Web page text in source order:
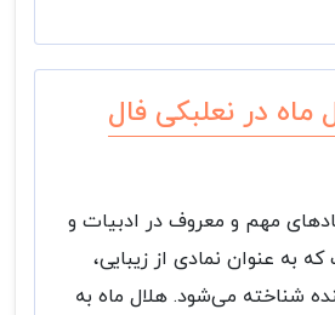
ماه در نعلبکی فال
مهم و معروف در ادبیات و
به عنوان نمادی از زیبایی،
شناخته می‌شود. هلال ماه به